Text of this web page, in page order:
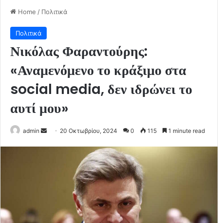
Home / Πολιτικά
Πολιτικά
Νικόλας Φαραντούρης:
«Αναμενόμενο το κράξιμο στα
social media, δεν ιδρώνει το
αυτί μου»
admin
Send 20 Οκτωβρίου, 2024 0 115 1 minute read